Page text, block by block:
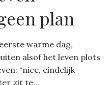
plan
warme dag,
alsof het leven plots
“nice, eindelijk
zit te…